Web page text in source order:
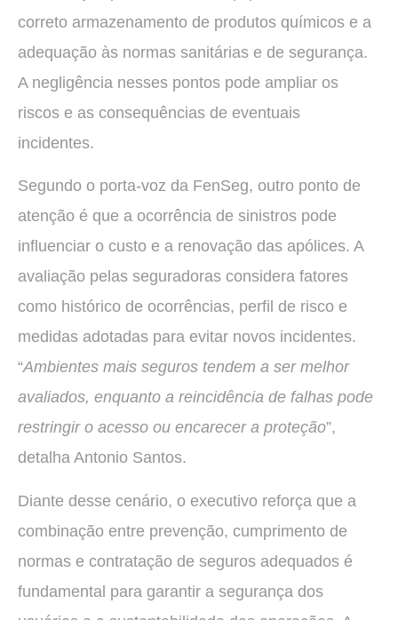
correto armazenamento de produtos químicos e a
adequação às normas sanitárias e de segurança.
A negligência nesses pontos pode ampliar os
riscos e as consequências de eventuais
incidentes.
Segundo o porta-voz da FenSeg, outro ponto de
atenção é que a ocorrência de sinistros pode
influenciar o custo e a renovação das apólices. A
avaliação pelas seguradoras considera fatores
como histórico de ocorrências, perfil de risco e
medidas adotadas para evitar novos incidentes.
“Ambientes mais seguros tendem a ser melhor
avaliados, enquanto a reincidência de falhas pode
restringir o acesso ou encarecer a proteção”,
detalha Antonio Santos.
Diante desse cenário, o executivo reforça que a
combinação entre prevenção, cumprimento de
normas e contratação de seguros adequados é
fundamental para garantir a segurança dos